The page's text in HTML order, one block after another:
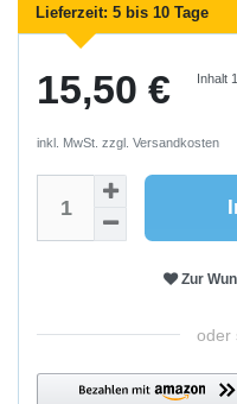
Lieferzeit: 5 bis 10 Tage
15,50 € Inhalt
inkl. MwSt. zzgl. Versandkosten
Zur
oder